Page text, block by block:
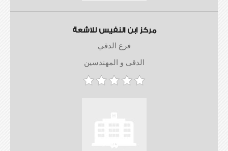
مركز ابن النفيس للاشعة
فرع الدقي
الدقى و المهندسين